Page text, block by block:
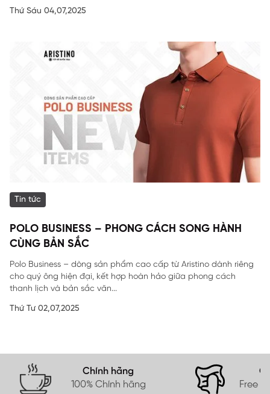
Thứ Sáu 04,07,2025
Tin tức
POLO BUSINESS – PHONG CÁCH SONG HÀNH
CÙNG BẢN SẮC
Polo Business – dòng sản phẩm cao cấp từ Aristino dành riêng
cho quý ông hiện đại, kết hợp hoàn hảo giữa phong cách
thanh lịch và bản sắc văn...
Thứ Tư 02,07,2025
Chính hãng
100% Chính hãng
Free